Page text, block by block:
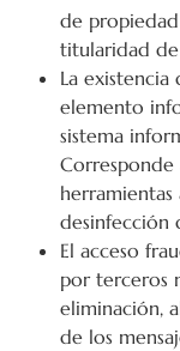
de
titularidad de
La
elemento
sistema
Corresponde
desinfección
El acceso
por terceros
eliminación,
de los